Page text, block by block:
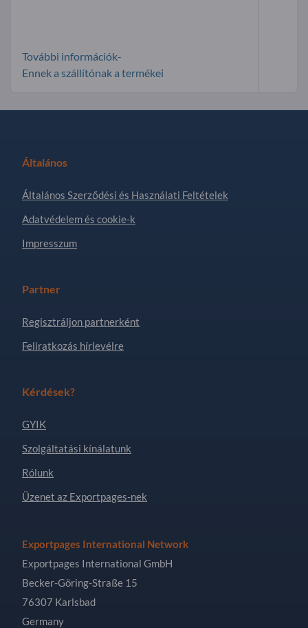
További információk-
Ennek a szállítónak a termékei
Általános
Általános Szerződési és Használati Feltételek
Adatvédelem és cookie-k
Impresszum
Partner
Regisztráljon partnerként
Feliratkozás hírlevélre
Kérdések?
GYIK
Szolgáltatási kínálatunk
Rólunk
Üzenet az Exportpages-nek
Exportpages International Network
Exportpages International GmbH
Becker-Göring-Straße 15
76307 Karlsbad
Germany